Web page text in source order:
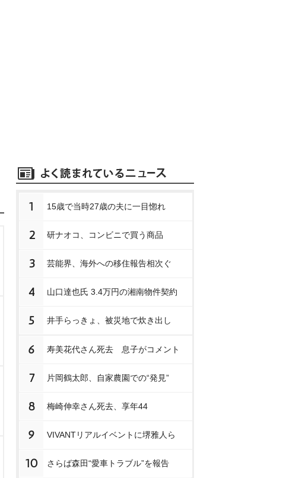
1 15歳で当時27歳の夫に一目惚れ
2 研ナオコ、コンビニで買う商品
3 芸能界、海外への移住報告相次ぐ
4 山口達也氏 3.4万円の湘南物件契約
5 井手らっきょ、被災地で炊き出し
6 寿美花代さん死去 息子がコメント
7 片岡鶴太郎、自家農園での“発見”
8 梅崎伸幸さん死去、享年44
9 VIVANTリアルイベントに堺雅人ら
10 さらば森田“愛車トラブル”を報告